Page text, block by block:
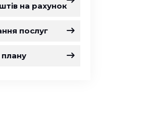
на рахунок
послуг